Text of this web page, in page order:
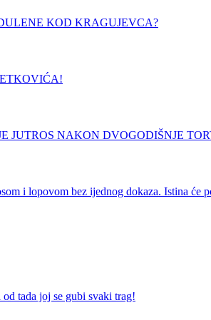
KOD KRAGUJEVCA?
JUTROS NAKON DVOGODIŠNJE
i lopovom bez ijednog dokaza. Istina će
tada joj se gubi svaki trag!